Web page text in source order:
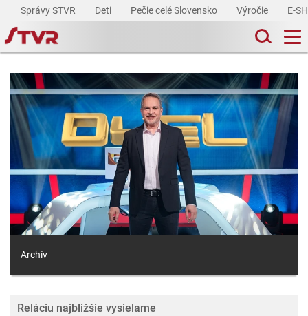
Správy STVR Deti Pečie celé Slovensko Výročie E-
Archív
Reláciu najbližšie vysielame